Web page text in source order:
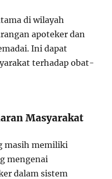
di wilayah
apoteker dan
Ini dapat
terhadap obat-
Masyarakat
masih memiliki
mengenai
dalam sistem